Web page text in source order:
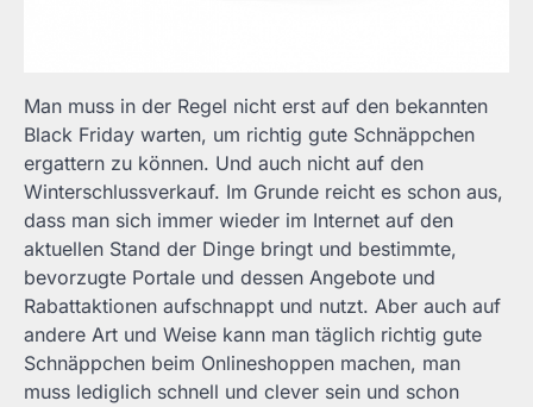
Man muss in der Regel nicht erst auf den bekannten
Black Friday warten, um richtig gute Schnäppchen
ergattern zu können. Und auch nicht auf den
Winterschlussverkauf. Im Grunde reicht es schon aus,
dass man sich immer wieder im Internet auf den
aktuellen Stand der Dinge bringt und bestimmte,
bevorzugte Portale und dessen Angebote und
Rabattaktionen aufschnappt und nutzt. Aber auch auf
andere Art und Weise kann man täglich richtig gute
Schnäppchen beim Onlineshoppen machen, man
muss lediglich schnell und clever sein und schon